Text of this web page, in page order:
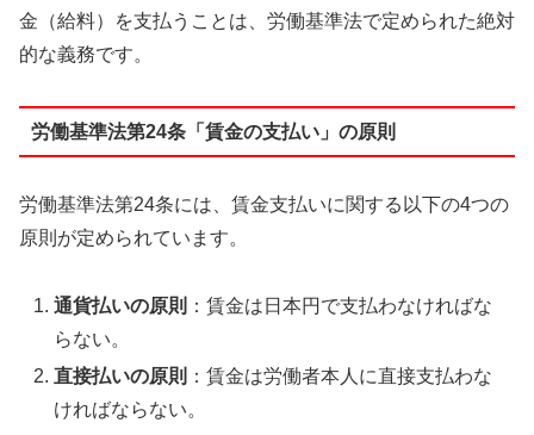
金（給料）を支払うことは、労働基準法で定められた絶対
的な義務です。
労働基準法第24条「賃金の支払い」の原則
労働基準法第24条には、賃金支払いに関する以下の4つの
原則が定められています。
通貨払いの原則 ：賃金は日本円で支払わなければな
らない。
直接払いの原則 ：賃金は労働者本人に直接支払わな
ければならない。